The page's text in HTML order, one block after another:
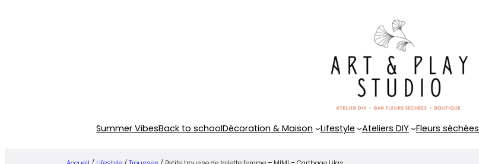
Summer VibesBack to schoolDécoration & Maison Lifestyle Ateliers DIY Fleurs séchées